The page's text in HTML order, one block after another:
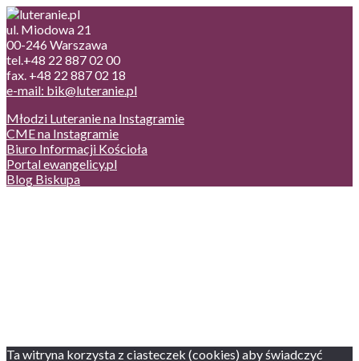
ul. Miodowa 21
00-246 Warszawa
tel.+48 22 887 02 00
fax. +48 22 887 02 18
e-mail: bik@luteranie.pl
Młodzi Luteranie na Instagramie
CME na Instagramie
Biuro Informacji Kościoła
Portal ewangelicy.pl
Blog Biskupa
Ta witryna korzysta z ciasteczek (cookies) aby świadczyć